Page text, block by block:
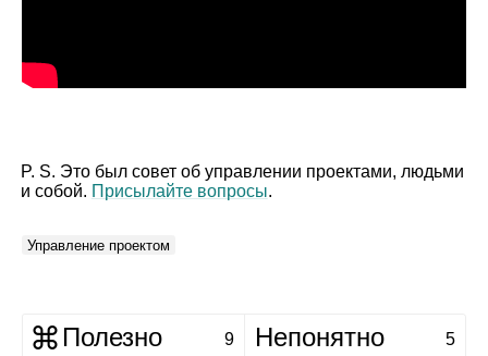
P. S. Это был совет об управлении проектами, людьми
и собой. Присылайте вопросы.
Управление проектом
Полезно 9 Непонятно 5